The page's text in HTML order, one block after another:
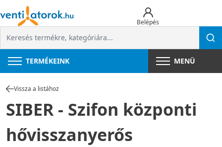
Belépés
TERMÉKEINK MENÜ
Vissza a listához
SIBER - Szifon központi
hővisszanyerős